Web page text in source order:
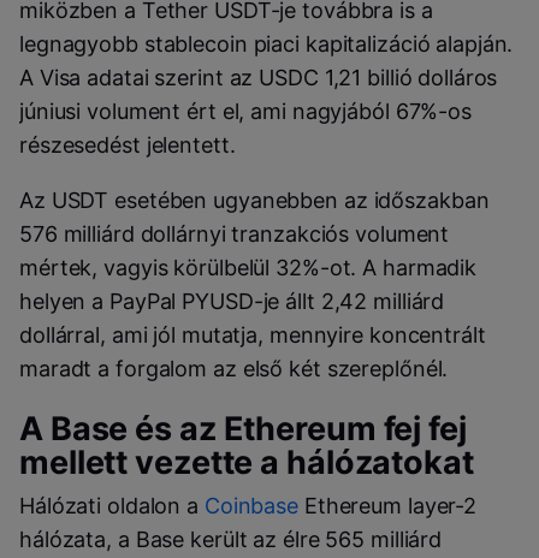
miközben a Tether USDT-je továbbra is a
legnagyobb stablecoin piaci kapitalizáció alapján.
A Visa adatai szerint az USDC 1,21 billió dolláros
júniusi volument ért el, ami nagyjából 67%-os
részesedést jelentett.
Az USDT esetében ugyanebben az időszakban
576 milliárd dollárnyi tranzakciós volument
mértek, vagyis körülbelül 32%-ot. A harmadik
helyen a PayPal PYUSD-je állt 2,42 milliárd
dollárral, ami jól mutatja, mennyire koncentrált
maradt a forgalom az első két szereplőnél.
A Base és az Ethereum fej fej
mellett vezette a hálózatokat
Hálózati oldalon a CoinbaseEthereum layer-2
hálózata, a Base került az élre 565 milliárd